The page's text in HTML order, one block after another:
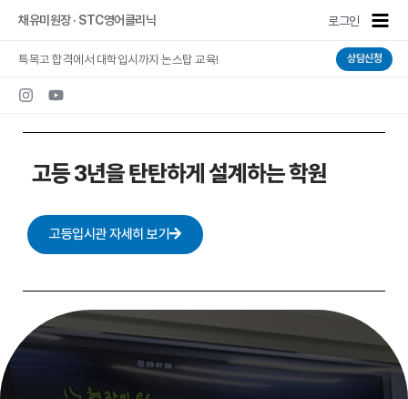
건너뛰기채유미원장 · STC영어클리닉 로그인
Main
특목고 합격에서 대학입시까지 논스탑 교육! 상담신청
고등 3년을 탄탄하게 설계하는 학원
고등입시관 자세히 보기